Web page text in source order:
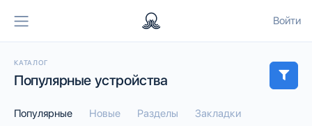
Войти
КАТАЛОГ
Популярные устройства
Популярные Новые Разделы Закладки